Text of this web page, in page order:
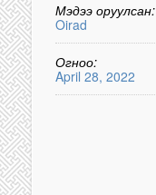
Мэдээ оруулсан:
Oirad
Огноо:
April 28, 2022